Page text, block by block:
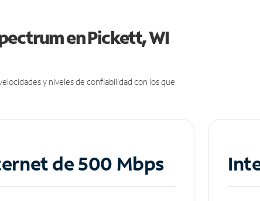
en Pickett, WI
y niveles de confiabilidad con los que
de 500 Mbps